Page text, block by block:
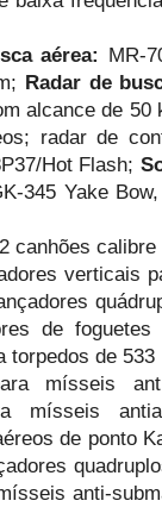
aérea: MR-
Radar de
alcance de
radar de
Hot Flash;
345 Yake
2 canhões
verticais
de
torpedos de
mísseis
mísseis
de ponto
anti-